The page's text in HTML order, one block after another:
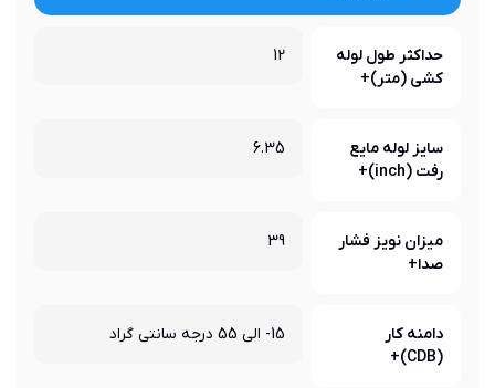
حداکثر طول لوله
کشی (متر)+
12
سایز لوله مایع
رفت (inch)+
6.35
میزان نویز فشار
صدا+
39
دامنه کار
(CDB)+
15- الی 55 درجه سانتی گراد